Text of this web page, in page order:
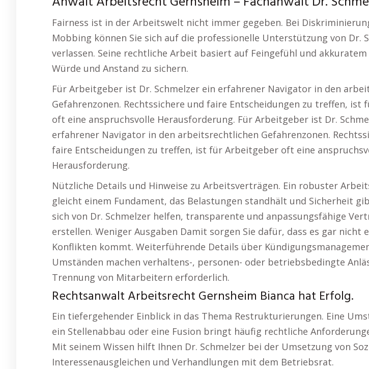
Fairness ist in der Arbeitswelt nicht immer gegeben. Bei
Mobbing können Sie sich auf die professionelle Unterstützung von Dr.
verlassen. Seine rechtliche Arbeit basiert auf Feingefühl und akkuratem
Würde und Anstand zu sichern.
Für Arbeitgeber ist Dr. Schmelzer ein erfahrener Navigator in den
Gefahrenzonen. Rechtssichere und faire Entscheidungen zu treffen, ist
oft eine anspruchsvolle Herausforderung. Für Arbeitgeber ist Dr.
erfahrener Navigator in den arbeitsrechtlichen Gefahrenzonen.
faire Entscheidungen zu treffen, ist für Arbeitgeber oft eine
Herausforderung.
Nützliche Details und Hinweise zu Arbeitsverträgen. Ein robuster
gleicht einem Fundament, das Belastungen standhält und Sicherheit
sich von Dr. Schmelzer helfen, transparente und anpassungsfähige
erstellen. Weniger Ausgaben Damit sorgen Sie dafür, dass es gar nicht
Konflikten kommt. Weiterführende Details über
Umständen machen verhaltens-, personen- oder betriebsbedingte
Trennung von Mitarbeitern erforderlich.
Rechtsanwalt Arbeitsrecht Gernsheim Bianca hat Erfolg.
Ein tiefergehender Einblick in das Thema Restrukturierungen. Eine
ein Stellenabbau oder eine Fusion bringt häufig rechtliche
Mit seinem Wissen hilft Ihnen Dr. Schmelzer bei der Umsetzung von
Interessenausgleichen und Verhandlungen mit dem Betriebsrat.